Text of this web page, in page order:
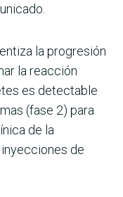
la progresión
la reacción
es detectable
(fase 2) para
de la
de